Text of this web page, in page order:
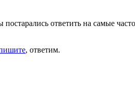
ответить на самые
, ответим.